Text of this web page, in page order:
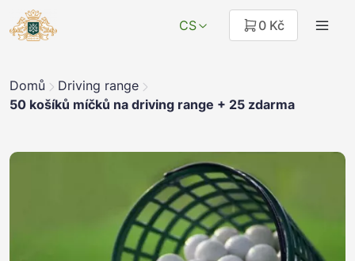
CS 0 Kč
Domů
Driving range
50 košíků míčků na driving range + 25 zdarma